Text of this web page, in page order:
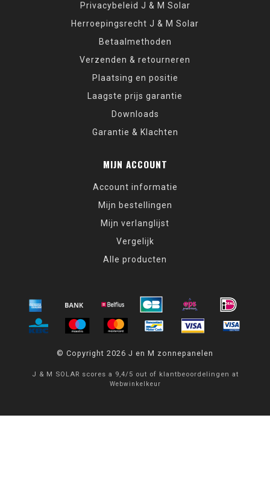
Privacybeleid J & M Solar
Herroepingsrecht J & M Solar
Betaalmethoden
Verzenden & retourneren
Plaatsing en positie
Laagste prijs garantie
Downloads
Garantie & Klachten
MIJN ACCOUNT
Account informatie
Mijn bestellingen
Mijn verlanglijst
Vergelijk
Alle producten
© Copyright 2026 J en M zonnepanelen
J & M SOLAR scores a 9,4/ 5 out of klantbeoordelingen at
Webwinkelkeur